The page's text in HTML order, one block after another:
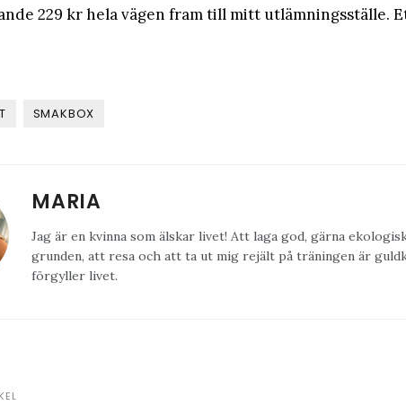
229 kr hela vägen fram till mitt utlämningsställe.
SMAKBOX
MARIA
Jag är en kvinna som älskar livet! Att laga god, gärna
grunden, att resa och att ta ut mig rejält på träningen är
förgyller livet.